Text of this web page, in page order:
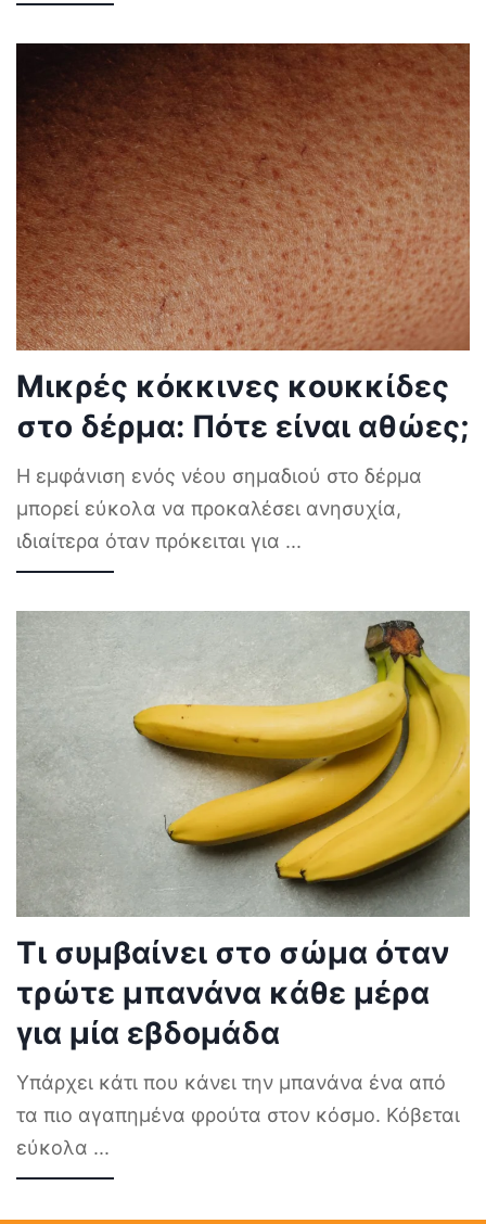
Μικρές κόκκινες κουκκίδες
στο δέρμα: Πότε είναι αθώες;
Η εμφάνιση ενός νέου σημαδιού στο δέρμα
μπορεί εύκολα να προκαλέσει ανησυχία,
ιδιαίτερα όταν πρόκειται για ...
Τι συμβαίνει στο σώμα όταν
τρώτε μπανάνα κάθε μέρα
για μία εβδομάδα
Υπάρχει κάτι που κάνει την μπανάνα ένα από
τα πιο αγαπημένα φρούτα στον κόσμο. Κόβεται
εύκολα ...